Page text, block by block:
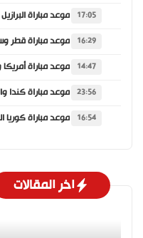
17:05
16:29
14:47
23:56
16:54
اخر المقالات